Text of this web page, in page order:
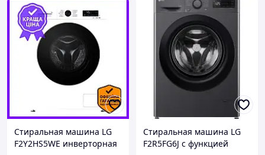
Стиральная машина LG
F2Y2HS5WE инверторная
Стиральная машина LG
F2R5FG6J с функцией